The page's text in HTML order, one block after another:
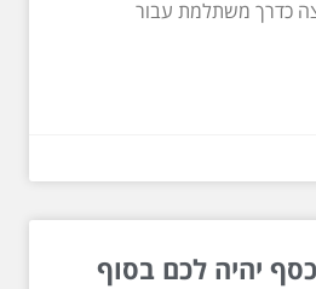
כדרך משתלמת עבור
יהיה לכם בסוף